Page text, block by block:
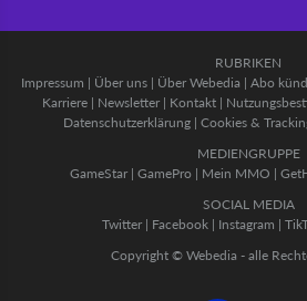
RUBRIKEN
Impressum | Über uns| Über Webedia | Abo
Karriere | Newsletter | Kontakt |
Datenschutzerklärung | Cookies &
MEDIENGRUPPE
GameStar| GamePro | Mein MMO |
SOCIAL MEDIA
Twitter | Facebook | Instagram |
Copyright © Webedia - alle